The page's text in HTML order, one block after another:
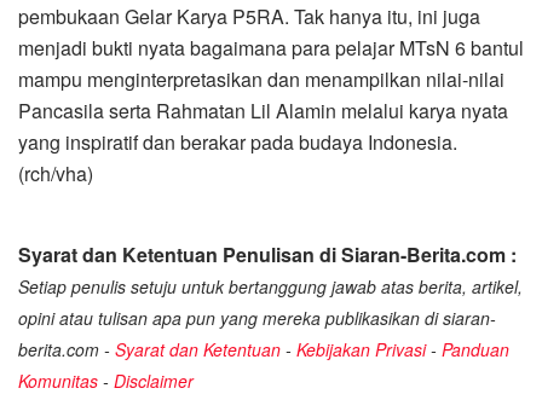
pembukaan Gelar Karya P5RA. Tak hanya itu, ini juga
menjadi bukti nyata bagaimana para pelajar MTsN 6 bantul
mampu menginterpretasikan dan menampilkan nilai-nilai
Pancasila serta Rahmatan Lil Alamin melalui karya nyata
yang inspiratif dan berakar pada budaya Indonesia.
(rch/vha)
Syarat dan Ketentuan Penulisan di Siaran-Berita.com :
Setiap penulis setuju untuk bertanggung jawab atas berita, artikel,
opini atau tulisan apa pun yang mereka publikasikan di siaran-
berita.com - Syarat dan Ketentuan - Kebijakan Privasi- Panduan
Komunitas - Disclaimer